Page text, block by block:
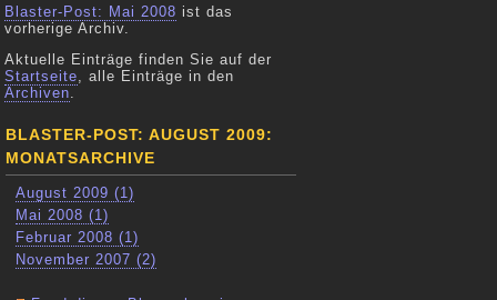
Blaster-Post: Mai 2008 ist das
vorherige Archiv.
Aktuelle Einträge finden Sie auf der
Startseite , alle Einträge in den
Archiven
BLASTER-POST: AUGUST 2009:
MONATSARCHIVE
August 2009 (1)
Mai 2008 (1)
Februar 2008 (1)
November 2007 (2)